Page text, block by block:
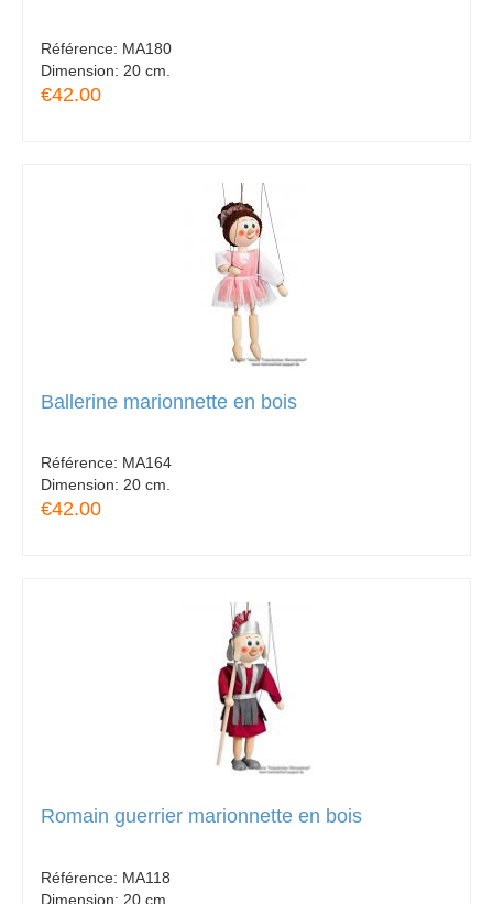
Référence: MA180
Dimension: 20 cm.
€42.00
Ballerine marionnette en bois
Référence: MA164
Dimension: 20 cm.
€42.00
Romain guerrier marionnette en bois
Référence: MA118
Dimension: 20 cm.